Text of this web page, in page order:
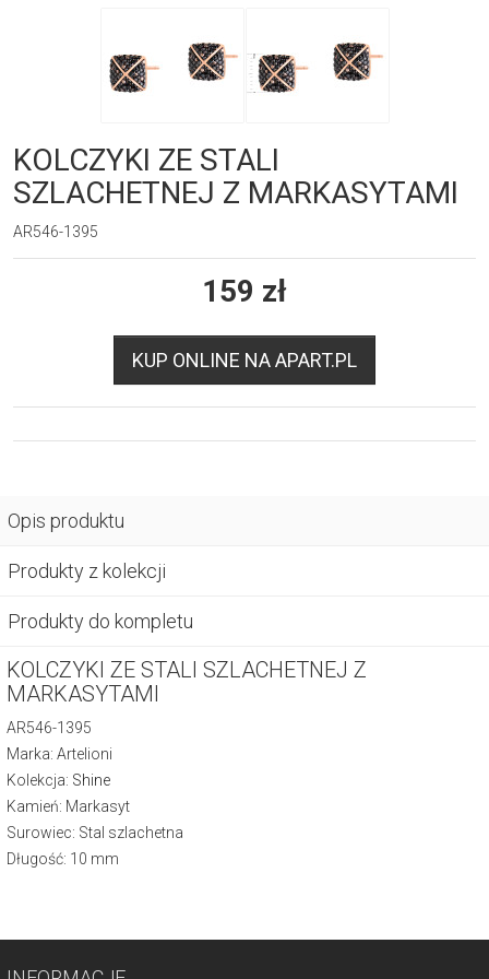
KOLCZYKI ZE STALI
SZLACHETNEJ Z MARKASYTAMI
AR546-1395
159 zł
KUP ONLINE NA APART.PL
Opis produktu
Produkty z kolekcji
Produkty do kompletu
KOLCZYKI ZE STALI SZLACHETNEJ Z
MARKASYTAMI
AR546-1395
Marka: Artelioni
Kolekcja: Shine
Kamień: Markasyt
Surowiec: Stal szlachetna
Długość: 10 mm